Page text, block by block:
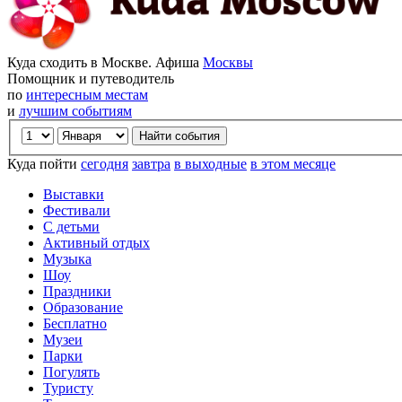
Куда сходить в Москве. Афиша Москвы
Помощник и путеводитель
по интересным местам
и лучшим событиям
Куда пойти сегодня завтра в выходные в этом месяце
Выставки
Фестивали
С детьми
Активный отдых
Музыка
Шоу
Праздники
Образование
Бесплатно
Музеи
Парки
Погулять
Туристу